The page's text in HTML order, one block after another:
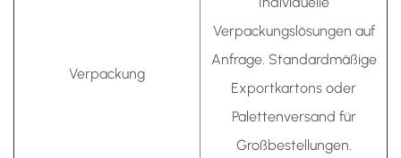
Verpackung
Verpackungslösungen auf
Anfrage. Standardmäßige
Exportkartons oder
Palettenversand für
Großbestellungen.